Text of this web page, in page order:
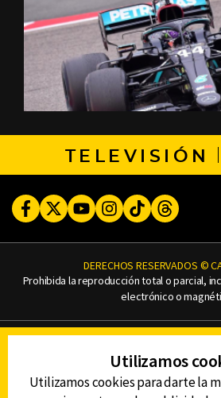
TELEVISIÓN
FacebookTwitterYoutubeInstagram
TikTokThreads
DERECHOS RESERVADOS ©
Prohibida la reproducción total o parcial,
electrónico o
AVISO DE
DEFENSORÍA DE LAS
Utilizamos
Utilizamos cookies para darte la